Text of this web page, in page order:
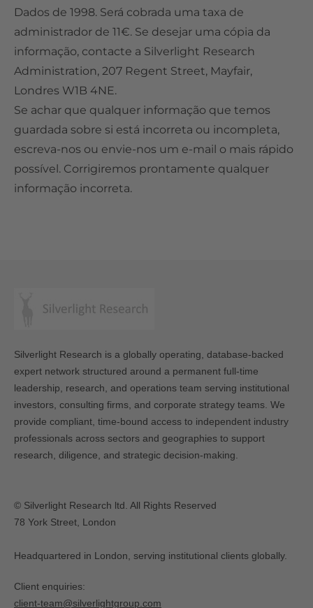
Dados de 1998. Será cobrada uma taxa de
administrador de 11€. Se desejar uma cópia da
informação, contacte a Silverlight Research
Administration, 207 Regent Street, Mayfair,
Londres W1B 4NE.
Se achar que qualquer informação que temos
guardada sobre si está incorreta ou incompleta,
escreva-nos ou envie-nos um e-mail o mais rápido
possível. Corrigiremos prontamente qualquer
informação incorreta.
Silverlight Research is a globally operating, database-backed
expert network structured around a permanent full-time
leadership, research, and operations team serving institutional
investors, consulting firms, and corporate strategy teams. We
provide compliant, time-bound access to independent industry
professionals across sectors and geographies to support
research, diligence, and strategic decision-making.
© Silverlight Research ltd. All Rights Reserved
78 York Street, London
Headquartered in London, serving institutional clients globally.
Client enquiries:
client-team@silverlightgroup.com